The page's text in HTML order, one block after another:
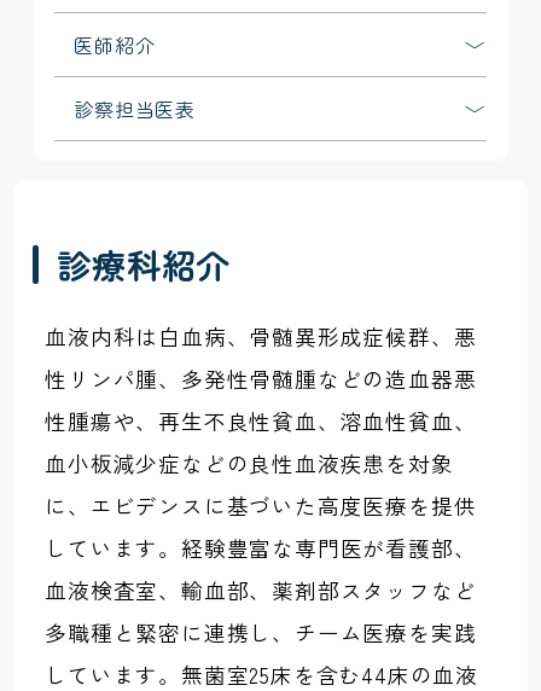
医師紹介
診察担当医表
診療科紹介
血液内科は白血病、骨髄異形成症候群、悪
性リンパ腫、多発性骨髄腫などの造血器悪
性腫瘍や、再生不良性貧血、溶血性貧血、
血小板減少症などの良性血液疾患を対象
に、エビデンスに基づいた高度医療を提供
しています。経験豊富な専門医が看護部、
血液検査室、輸血部、薬剤部スタッフなど
多職種と緊密に連携し、チーム医療を実践
しています。無菌室25床を含む44床の血液